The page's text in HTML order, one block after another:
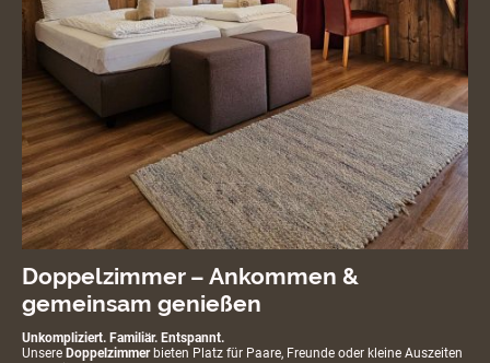
Doppelzimmer – Ankommen &
gemeinsam genießen
Unkompliziert. Familiär. Entspannt.
Unsere Doppelzimmerbieten Platz für Paare, Freunde oder kleine Auszeiten